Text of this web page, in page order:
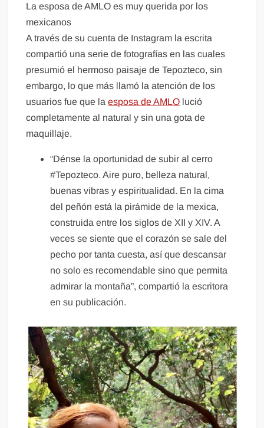
La esposa de AMLO es muy querida por los
mexicanos
A través de su cuenta de Instagram la escrita
compartió una serie de fotografías en las cuales
presumió el hermoso paisaje de Tepozteco, sin
embargo, lo que más llamó la atención de los
usuarios fue que laesposa de AMLO lució
completamente al natural y sin una gota de
maquillaje.
“Dénse la oportunidad de subir al cerro
#Tepozteco. Aire puro, belleza natural,
buenas vibras y espiritualidad. En la cima
del peñón está la pirámide de la mexica,
construida entre los siglos de XII y XIV. A
veces se siente que el corazón se sale del
pecho por tanta cuesta, así que descansar
no solo es recomendable sino que permita
admirar la montaña”, compartió la escritora
en su publicación.